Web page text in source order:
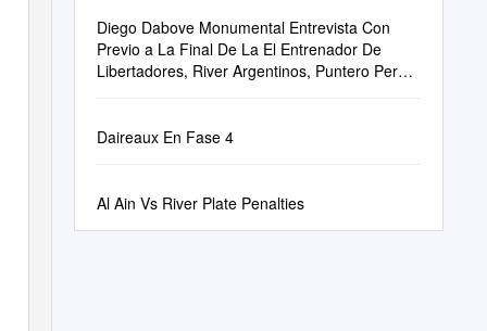
Diego Dabove Monumental Entrevista Con
Previo a La Final De La El Entrenador De
Libertadores, River Argentinos, Puntero Perdió
Daireaux En Fase 4
Al Ain Vs River Plate Penalties